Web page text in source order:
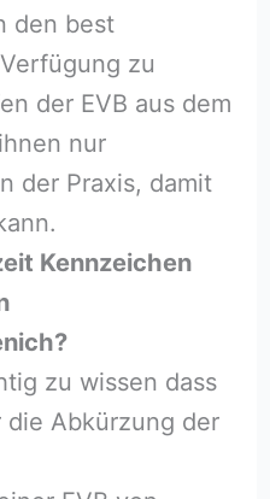
den best
zu
der EVB aus dem
nur
der Praxis, damit
Kennzeichen
zu wissen dass
die Abkürzung der